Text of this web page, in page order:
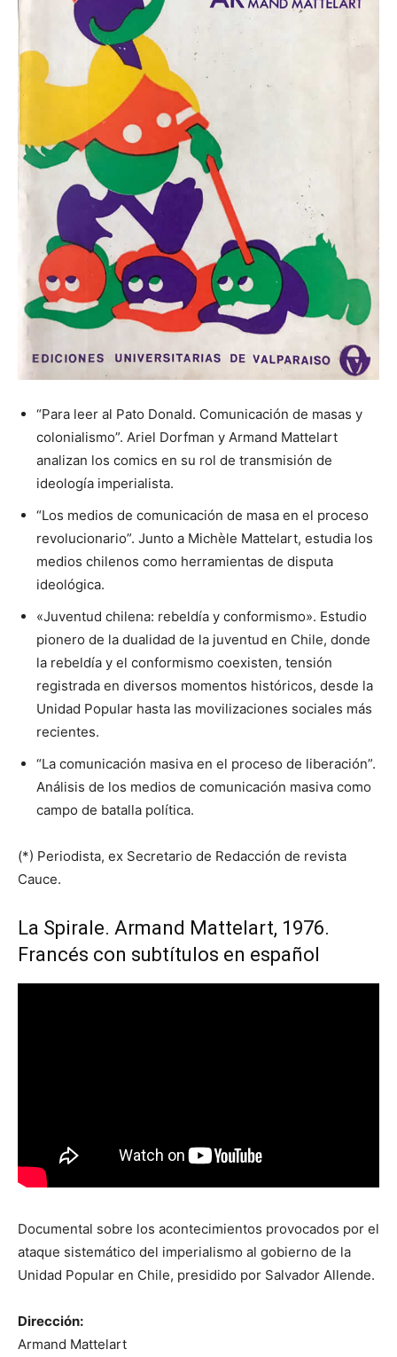
“Para leer al Pato Donald. Comunicación de masas y
colonialismo”. Ariel Dorfman y Armand Mattelart
analizan los comics en su rol de transmisión de
ideología imperialista.
“Los medios de comunicación de masa en el proceso
revolucionario”. Junto a Michèle Mattelart, estudia los
medios chilenos como herramientas de disputa
ideológica.
«Juventud chilena: rebeldía y conformismo». Estudio
pionero de la dualidad de la juventud en Chile, donde
la rebeldía y el conformismo coexisten, tensión
registrada en diversos momentos históricos, desde la
Unidad Popular hasta las movilizaciones sociales más
recientes.
“La comunicación masiva en el proceso de liberación”.
Análisis de los medios de comunicación masiva como
campo de batalla política.
(*) Periodista, ex Secretario de Redacción de revista
Cauce.
La Spirale. Armand Mattelart, 1976.
Francés con subtítulos en español
Documental sobre los acontecimientos provocados por el
ataque sistemático del imperialismo al gobierno de la
Unidad Popular en Chile, presidido por Salvador Allende.
Dirección:
Armand Mattelart